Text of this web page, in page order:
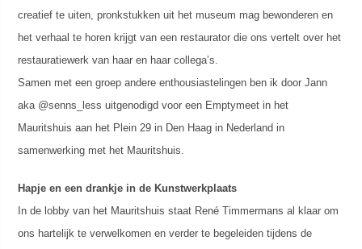
creatief te uiten, pronkstukken uit het museum mag bewonderen en
het verhaal te horen krijgt van een restaurator die ons vertelt over het
restauratiewerk van haar en haar collega’s.
Samen met een groep andere enthousiastelingen ben ik door Jann
aka @senns_less uitgenodigd voor een Emptymeet in het
Mauritshuis aan het Plein 29 in Den Haag in Nederland in
samenwerking met het Mauritshuis.
Hapje en een drankje in de Kunstwerkplaats
In de lobby van het Mauritshuis staat René Timmermans al klaar om
ons hartelijk te verwelkomen en verder te begeleiden tijdens de